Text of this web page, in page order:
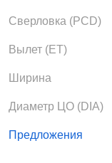
Сверловка (PCD)
Вылет (ЕТ)
Ширина
Диаметр ЦО (DIA)
Предложения